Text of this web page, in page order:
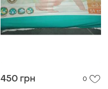
450 грн 0